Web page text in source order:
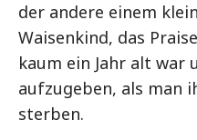
der andere einem
Waisenkind, das
kaum ein Jahr alt war
aufzugeben, als man
sterben.